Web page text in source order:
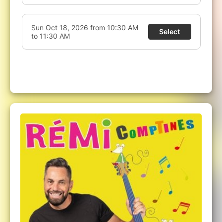
incontournable pour les petits.
le spectacle est en configuration assise. Les
places sont payantes pour les enfants à partir de 1 an.
Les plus jeunes bébés, de la naissance à 11 mois, sont
bien sûr les bienvenus (réservez un billet gratuit, un